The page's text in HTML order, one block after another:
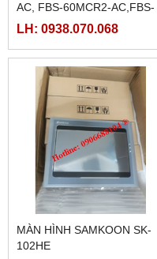
AC, FBS-60MCR2-AC,FBS-
60MAT2-AC, FBS-60MCT2-
LH: 0938.070.068
MÀN HÌNH SAMKOON SK-
102HE